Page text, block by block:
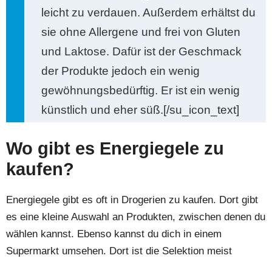
leicht zu verdauen. Außerdem erhältst du
sie ohne Allergene und frei von Gluten
und Laktose. Dafür ist der Geschmack
der Produkte jedoch ein wenig
gewöhnungsbedürftig. Er ist ein wenig
künstlich und eher süß.[/su_icon_text]
Wo gibt es Energiegele zu
kaufen?
Energiegele gibt es oft in Drogerien zu kaufen. Dort gibt
es eine kleine Auswahl an Produkten, zwischen denen du
wählen kannst. Ebenso kannst du dich in einem
Supermarkt umsehen. Dort ist die Selektion meist